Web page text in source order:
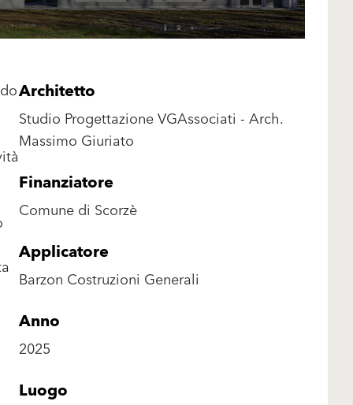
Architetto
Studio Progettazione VGAssociati - Arch.
Massimo Giuriato
Finanziatore
Comune di Scorzè
Applicatore
Barzon Costruzioni Generali
Anno
2025
Luogo